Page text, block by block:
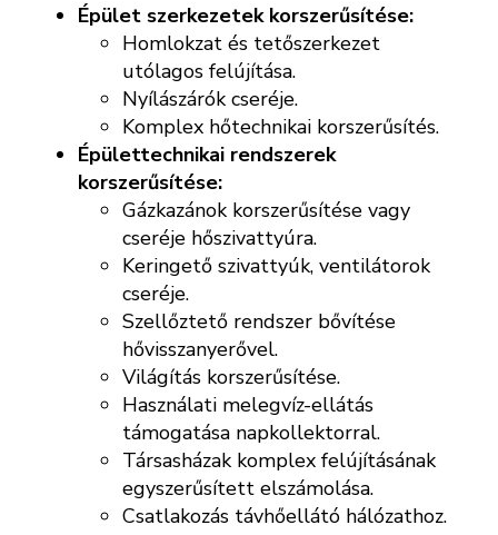
Épület szerkezetek korszerűsítése:
Homlokzat és tetőszerkezet
utólagos felújítása.
Nyílászárók cseréje.
Komplex hőtechnikai korszerűsítés.
Épülettechnikai rendszerek
korszerűsítése:
Gázkazánok korszerűsítése vagy
cseréje hőszivattyúra.
Keringető szivattyúk, ventilátorok
cseréje.
Szellőztető rendszer bővítése
hővisszanyerővel.
Világítás korszerűsítése.
Használati melegvíz-ellátás
támogatása napkollektorral.
Társasházak komplex felújításának
egyszerűsített elszámolása.
Csatlakozás távhőellátó hálózathoz.